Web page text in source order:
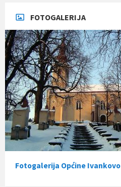
FOTOGALERIJA
Fotogalerija Općine Ivankovo